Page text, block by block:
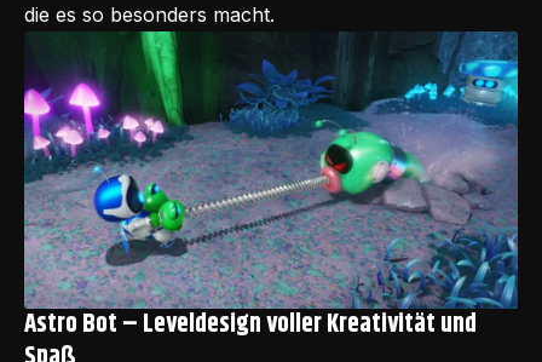
die es so besonders macht.
Astro Bot –Leveldesign voller Kreativität und